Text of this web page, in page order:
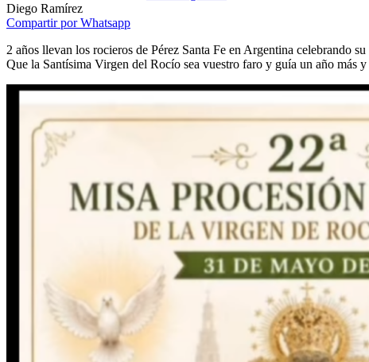
Diego Ramírez
Compartir por Whatsapp
2 años llevan los rocieros de Pérez Santa Fe en Argentina celebrando
Que la Santísima Virgen del Rocío sea vuestro faro y guía un año más